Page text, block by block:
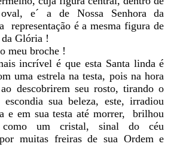
e´ a de Nossa Senhora da
representação é a mesma figura de
da Glória !
broche !
é que esta Santa linda é
uma estrela na testa, pois na hora
descobrirem seu rosto, tirando o
sua beleza, este, irradiou
e em sua testa até morrer, brilhou
como um cristal, sinal do céu
por muitas freiras de sua Ordem e